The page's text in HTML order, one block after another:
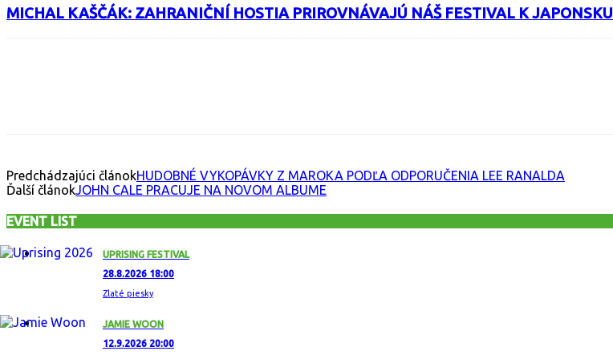
MICHAL KAŠČÁK: ZAHRANIČNÍ HOSTIA PRIROVNÁVAJÚ NÁŠ FESTIVAL K JAPONSKU
Predchádzajúci článokHUDOBNÉ VYKOPÁVKY Z MAROKA PODĽA ODPORUČENIA LEE RANALDA
Ďalší článok JOHN CALE PRACUJE NA NOVOM ALBUME
EVENT LIST
UPRISING FESTIVAL
28.8.2026 18:00
Zlaté piesky
JAMIE WOON
12.9.2026 20:00